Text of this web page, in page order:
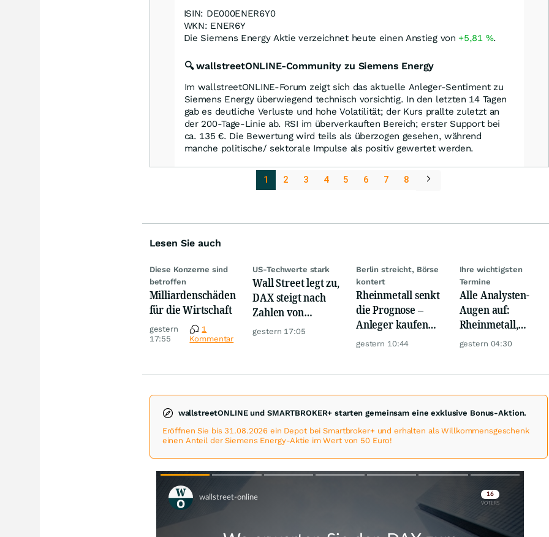
ISIN: DE000ENER6Y0
WKN: ENER6Y
Die Siemens Energy Aktie verzeichnet heute einen Anstieg von +5,81 %.
🔍 wallstreetONLINE-Community zu Siemens Energy
Im wallstreetONLINE-Forum zeigt sich das aktuelle Anleger-Sentiment zu
Siemens Energy überwiegend technisch vorsichtig. In den letzten 14 Tagen
gab es deutliche Verluste und hohe Volatilität; der Kurs prallte zuletzt an
der 200-Tage-Linie ab. RSI im überverkauften Bereich; erster Support bei
ca. 135 €. Die Bewertung wird teils als überzogen gesehen, während
manche politische/ sektorale Impulse als positiv gewertet werden.
1 2 3 4 5 6 7 8
Lesen Sie auch
Diese Konzerne sind
betroffen
Milliardenschäden
für die Wirtschaft
gestern
17:55
1
Kommentar
US-Techwerte stark
Wall Street legt zu,
DAX steigt nach
Zahlen von
Telekom, Henkel
gestern 17:05
Berlin streicht, Börse
kontert
Rheinmetall senkt
die Prognose –
Anleger kaufen
den Schock weg
gestern 10:44
Ihre wichtigsten
Termine
Alle Analysten-
Augen auf:
Rheinmetall,
Deutsche Telekom,
gestern 04:30
wallstreetONLINE und SMARTBROKER+ starten gemeinsam eine exklusive Bonus-Aktion.
Eröffnen Sie bis 31.08.2026 ein Depot bei Smartbroker+ und erhalten als Willkommensgeschenk
einen Anteil der Siemens Energy-Aktie im Wert von 50 Euro!
Skip